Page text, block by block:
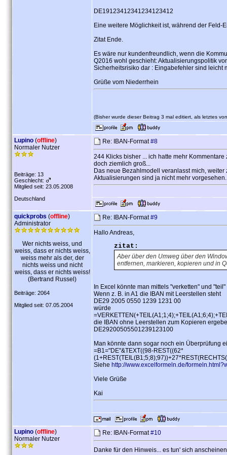
DE19123412341234123412
Eine weitere Möglichkeit ist, während der
Zitat Ende.
Es wäre nur kundenfreundlich, wenn die
Q2016 wohl geschieht: Aktualisierungspolitik
Sicherheitsrisiko dar : Eingabefehler sind leicht
Grüße vom Niederrhein
(Bisher wurde dieser Beitrag 3 mal editiert, als letztes
Lupino (offline)
Normaler Nutzer
Beiträge: 13
Geschlecht:
Mitglied seit: 23.05.2008
Deutschland
Re: IBAN-Format#8
244 Klicks bisher ... ich hatte mehr
doch ziemlich groß...
Das neue Bezahlmodell veranlasst mich,
Aktualisierungen sind ja nicht mehr vorgesehen.
quickprobs (offline)
Administrator
Wer nichts weiss, und
weiss, dass er nichts weiss,
weiss mehr als der, der
nichts weiss und nicht
weiss, dass er nichts weiss!
(Bertrand Russel)
Beiträge: 2064
Mitglied seit: 07.05.2004
Re: IBAN-Format#9
Hallo Andreas,
zitat:
Aber über den Umweg über den
entfernen, markieren, kopieren und in
In Excel könnte man mittels "verketten" und
Wenn z. B. in A1 die IBAN mit Leerstellen steht
DE29 2005 0550 1239 1231 00
würde
die IBAN ohne Leerstellen zum Kopieren
DE29200505501239123100
Man könnte dann sogar noch ein Überprüfung
=B1="DE"&TEXT((98-REST((62*
Siehe http://www.excelformeln.de/
Viele Grüße
Kai
Lupino (offline)
Normaler Nutzer
Re: IBAN-Format#10
Danke für den Hinweis... es tun' sich